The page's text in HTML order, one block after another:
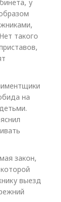
у
такого
на
закон,
выезд